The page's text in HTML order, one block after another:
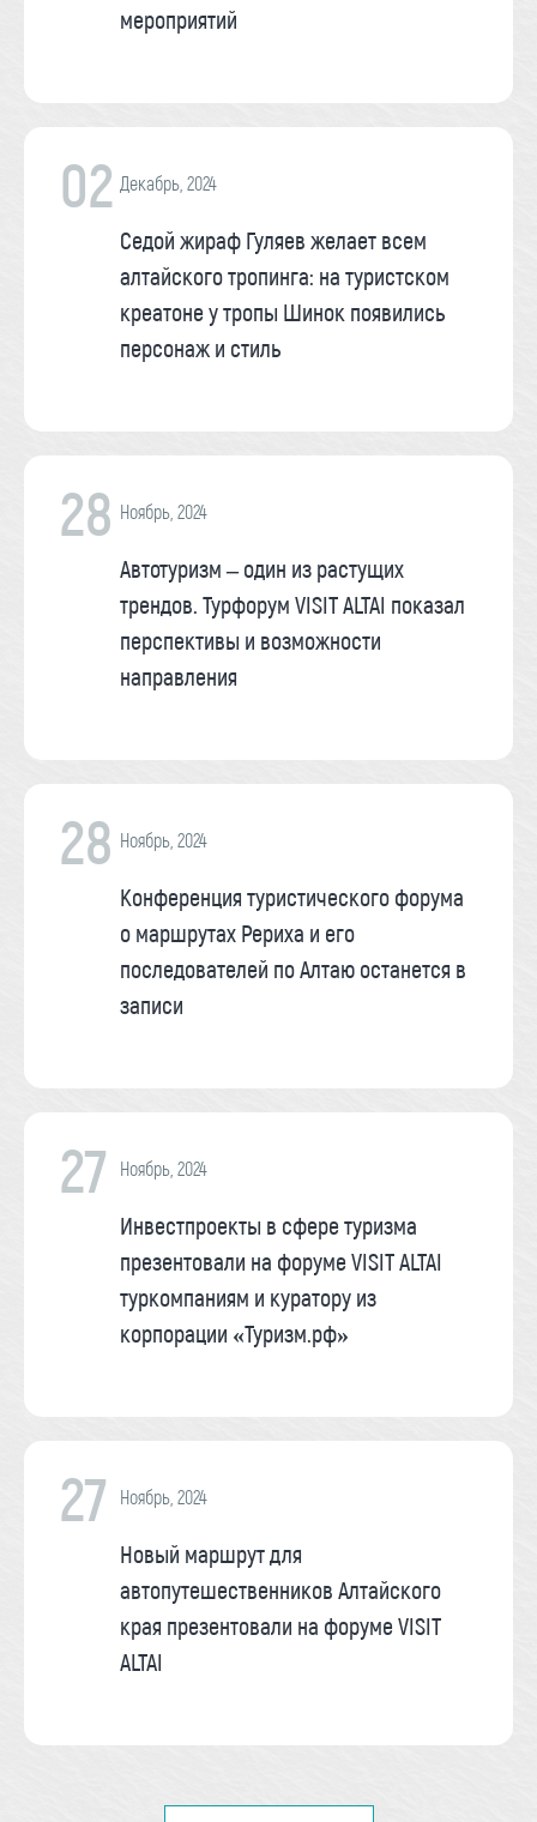
мероприятий
02 Декабрь, 2024
Седой жираф Гуляев желает всем
алтайского тропинга: на туристском
креатоне у тропы Шинок появились
персонаж и стиль
28 Ноябрь, 2024
Автотуризм – один из растущих
трендов. Турфорум VISIT ALTAI показал
перспективы и возможности
направления
28 Ноябрь, 2024
Конференция туристического форума
о маршрутах Рериха и его
последователей по Алтаю останется в
записи
27 Ноябрь, 2024
Инвестпроекты в сфере туризма
презентовали на форуме VISIT ALTAI
туркомпаниям и куратору из
корпорации «Туризм.рф»
27 Ноябрь, 2024
Новый маршрут для
автопутешественников Алтайского
края презентовали на форуме VISIT
ALTAI